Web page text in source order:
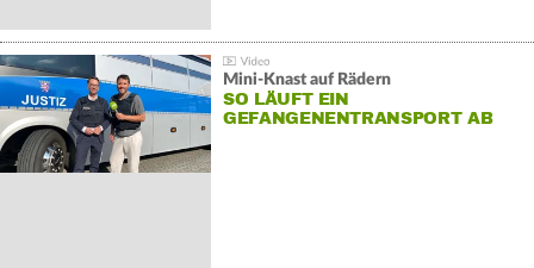
Mini-Knast auf Rädern
SO LÄUFT EIN
GEFANGENENTRANSPORT AB